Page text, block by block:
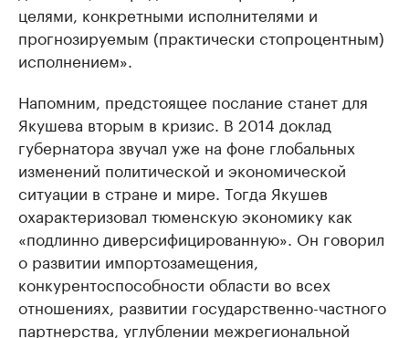
целями, конкретными исполнителями и
прогнозируемым (практически стопроцентным)
исполнением».
Напомним, предстоящее послание станет для
Якушева вторым в кризис. В 2014 доклад
губернатора звучал уже на фоне глобальных
изменений политической и экономической
ситуации в стране и мире. Тогда Якушев
охарактеризовал тюменскую экономику как
«подлинно диверсифицированную». Он говорил
о развитии импортозамещения,
конкурентоспособности области во всех
отношениях, развитии государственно-частного
партнерства, углублении межрегиональной